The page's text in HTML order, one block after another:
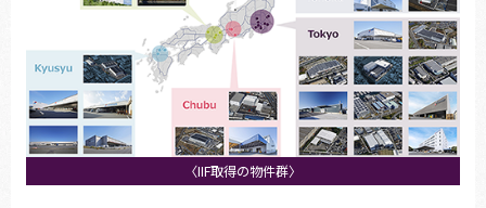
〈IIF取得の物件群〉